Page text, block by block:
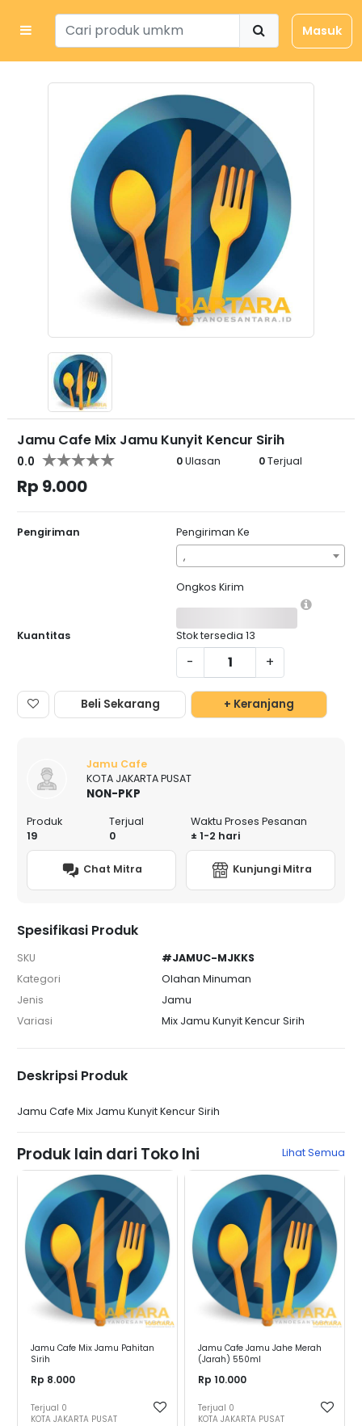
Masuk
Jamu Cafe Mix Jamu Kunyit Kencur Sirih
0.0 0Ulasan 0Terjual
Rp 9.000
Pengiriman
Pengiriman Ke
,
Ongkos Kirim
Kuantitas Stok tersedia 13
- +
Beli Sekarang + Keranjang
Jamu Cafe
KOTA JAKARTA PUSAT
NON-PKP
Produk
19
Terjual
0
Waktu Proses Pesanan
± 1-2 hari
Chat Mitra Kunjungi Mitra
Spesifikasi Produk
SKU
#JAMUC-MJKKS
Kategori
Olahan Minuman
Jenis
Jamu
Variasi
Mix Jamu Kunyit Kencur Sirih
Deskripsi Produk
Jamu Cafe Mix Jamu Kunyit Kencur Sirih
Produk lain dari Toko Ini Lihat Semua
Jamu Cafe Mix Jamu Pahitan
Sirih
Rp 8.000
Terjual 0
KOTA JAKARTA PUSAT
Jamu Cafe Jamu Jahe Merah
(Jarah) 550ml
Rp 10.000
Terjual 0
KOTA JAKARTA PUSAT